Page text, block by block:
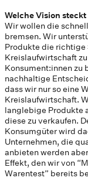
Welche Vision
Wir wollen die
bremsen. Wir
Produkte die
Kreislaufwirtschaft
Konsument:innen zu
nachhaltige
dass wir nur so eine
Kreislaufwirtschaft.
langlebige Produkte
diese zu verkaufen.
Konsumgüter wird
Unternehmen, die
anbieten werden
Effekt, den wir von
Warentest” bereits